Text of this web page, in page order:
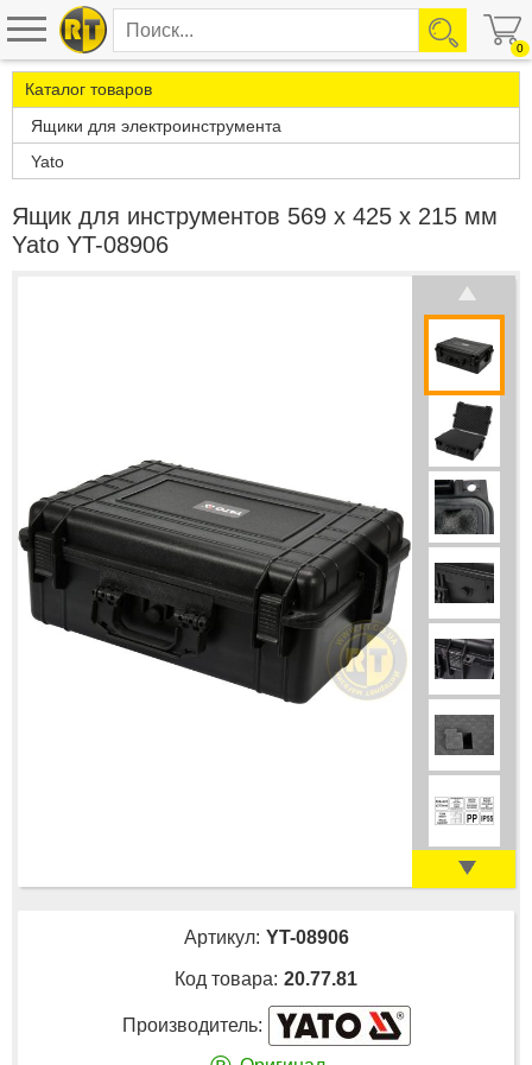
0
Каталог товаров
Ящики для электроинструмента
Yato
Ящик для инструментов 569 х 425 х 215 мм
Yato YT-08906
Артикул: YT-08906
Код товара: 20.77.81
Производитель: